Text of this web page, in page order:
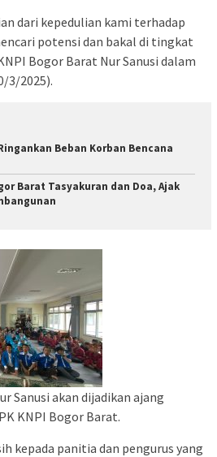
dari kepedulian kami terhadap
potensi dan bakal di tingkat
Bogor Barat Nur Sanusi dalam
3/2025).
Beban Korban Bencana
Barat Tasyakuran dan Doa, Ajak
Sanusi akan dijadikan ajang
KNPI Bogor Barat.
kepada panitia dan pengurus yang